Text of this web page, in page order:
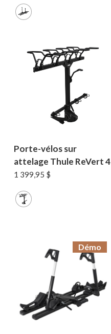
Porte-vélos sur
attelage Thule ReVert 4
1 399,95 $
Démo